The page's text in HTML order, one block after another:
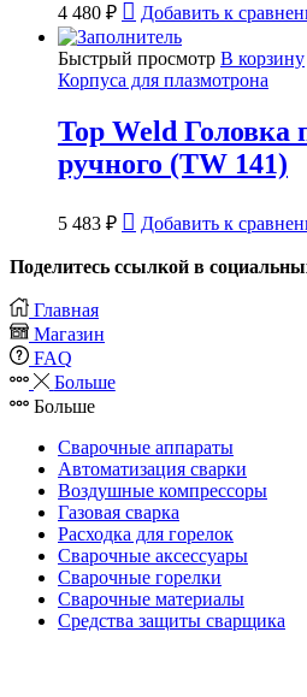
4 480 ₽ Добавить к
Быстрый просмотр В корзину
Корпуса для плазмотрона
Top Weld Головка
ручного (TW 141)
5 483 ₽ Добавить к
Поделитесь ссылкой в
Главная
Магазин
FAQ
Больше
Больше
Сварочные аппараты
Автоматизация сварки
Воздушные компрессоры
Газовая сварка
Расходка для горелок
Сварочные аксессуары
Сварочные горелки
Сварочные материалы
Средства защиты сварщика